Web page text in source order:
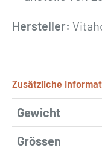
Hersteller:
Zusätzliche
Gewicht
Grössen